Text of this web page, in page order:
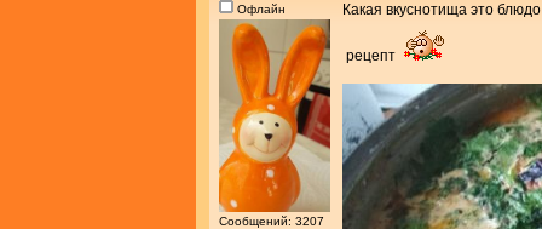
Офлайн
Сообщений: 3207
Какая вкуснотища это
рецепт